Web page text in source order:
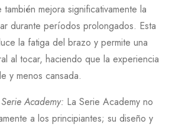
mejora significativamente la
durante períodos prolongados. Esta
la fatiga del brazo y permite una
al tocar, haciendo que la experiencia
y menos cansada.
Academy: La Serie Academy no
a los principiantes; su diseño y